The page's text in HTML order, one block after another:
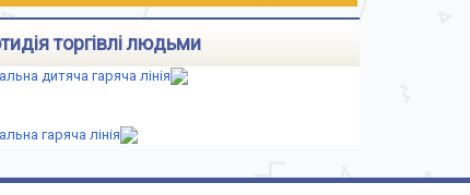
торгівлі людьми
дитяча гаряча лінія
гаряча лінія